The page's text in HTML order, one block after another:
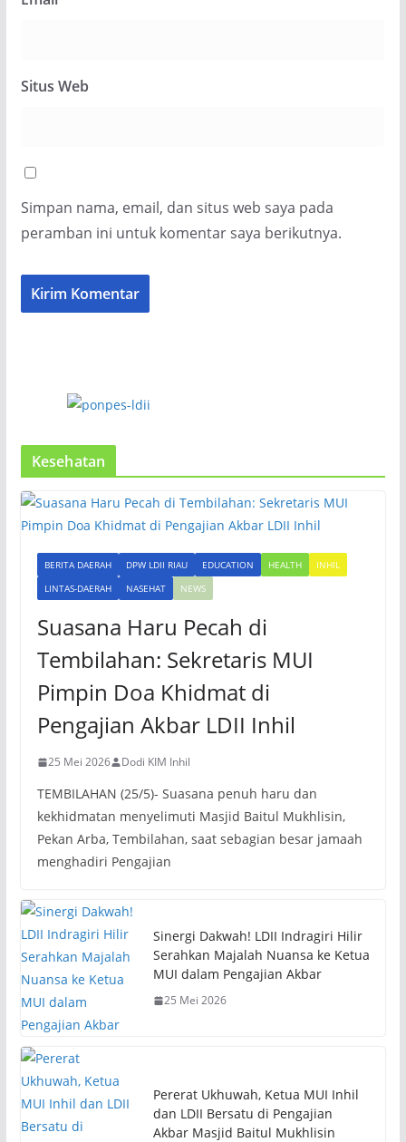
Situs Web
Simpan nama, email, dan situs web saya pada
peramban ini untuk komentar saya berikutnya.
Kesehatan
BERITA DAERAH DPW LDII RIAU EDUCATION HEALTH
INHIL
LINTAS-DAERAH
NASEHAT NEWS
Suasana Haru Pecah di
Tembilahan: Sekretaris MUI
Pimpin Doa Khidmat di
Pengajian Akbar LDII Inhil
25 Mei 2026 Dodi KIM Inhil
TEMBILAHAN (25/5)- Suasana penuh haru dan
kekhidmatan menyelimuti Masjid Baitul Mukhlisin,
Pekan Arba, Tembilahan, saat sebagian besar jamaah
menghadiri Pengajian
Sinergi Dakwah! LDII Indragiri Hilir
Serahkan Majalah Nuansa ke Ketua
MUI dalam Pengajian Akbar
25 Mei 2026
Pererat Ukhuwah, Ketua MUI Inhil
dan LDII Bersatu di Pengajian
Akbar Masjid Baitul Mukhlisin